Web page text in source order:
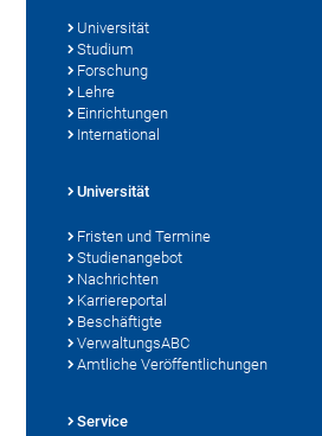
Universität
Studium
Forschung
Lehre
Einrichtungen
International
Universität
Fristen und Termine
Studienangebot
Nachrichten
Karriereportal
Beschäftigte
VerwaltungsABC
Amtliche Veröffentlichungen
Service